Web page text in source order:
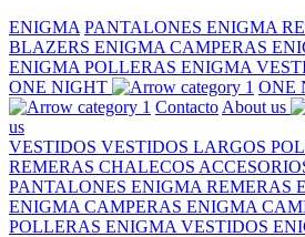
ENIGMA PANTALONES ENIGMA
BLAZERS ENIGMA CAMPERAS
ENIGMA POLLERAS ENIGMA
ONE NIGHT
ONE
Contacto About us
us
VESTIDOS VESTIDOS LARGOS
REMERAS CHALECOS
PANTALONES ENIGMA REMERAS
ENIGMA CAMPERAS ENIGMA
POLLERAS ENIGMA VESTIDOS